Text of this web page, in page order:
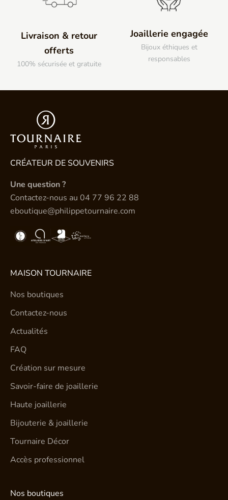
Livraison & retour
offerts
100% sécurisée et gratuite
Joaillerie engagée
Bijoux éthiques et
responsables
CRÉATEUR DE SOUVENIRS
Une question ?
Contactez-nous au 04 77 96 22 88
eboutique@philippetournaire.com
MAISON TOURNAIRE
Nos boutiques
Contactez-nous
Actualités
FAQ
Création sur mesure
Savoir-faire de joaillerie
Haute joaillerie
Bijouterie & joaillerie
Tournaire Décor
Accès professionnel
Nos boutiques